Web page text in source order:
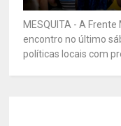
MESQUITA - A
encontro no último
políticas locais com